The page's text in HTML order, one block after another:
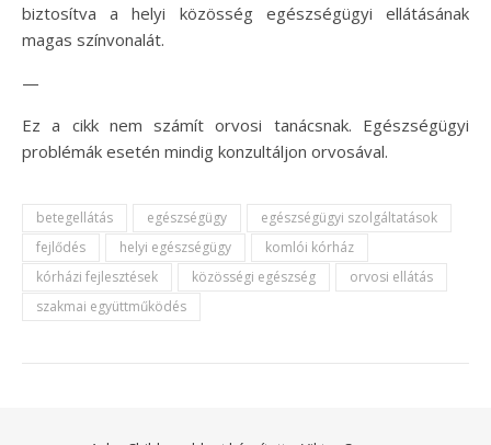
biztosítva a helyi közösség egészségügyi ellátásának
magas színvonalát.
—
Ez a cikk nem számít orvosi tanácsnak. Egészségügyi
problémák esetén mindig konzultáljon orvosával.
betegellátás egészségügy
egészségügyi szolgáltatások
fejlődés
helyi egészségügy
komlói kórház
kórházi fejlesztések
közösségi egészség
orvosi ellátás
szakmai együttműködés